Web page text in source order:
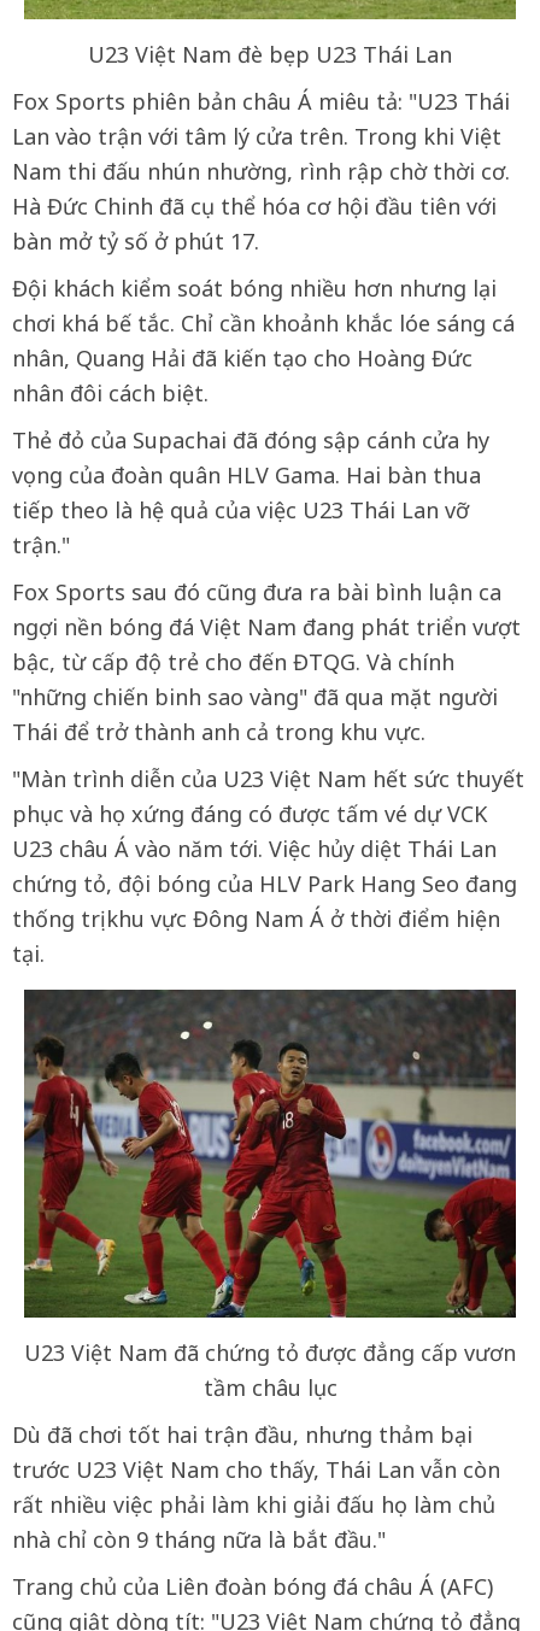
U23 Việt Nam đè bẹp U23 Thái Lan
Fox Sports phiên bản châu Á miêu tả: "U23 Thái
Lan vào trận với tâm lý cửa trên. Trong khi Việt
Nam thi đấu nhún nhường, rình rập chờ thời cơ.
Hà Đức Chinh đã cụ thể hóa cơ hội đầu tiên với
bàn mở tỷ số ở phút 17.
Đội khách kiểm soát bóng nhiều hơn nhưng lại
chơi khá bế tắc. Chỉ cần khoảnh khắc lóe sáng cá
nhân, Quang Hải đã kiến tạo cho Hoàng Đức
nhân đôi cách biệt.
Thẻ đỏ của Supachai đã đóng sập cánh cửa hy
vọng của đoàn quân HLV Gama. Hai bàn thua
tiếp theo là hệ quả của việc U23 Thái Lan vỡ
trận."
Fox Sports sau đó cũng đưa ra bài bình luận ca
ngợi nền bóng đá Việt Nam đang phát triển vượt
bậc, từ cấp độ trẻ cho đến ĐTQG. Và chính
"những chiến binh sao vàng" đã qua mặt người
Thái để trở thành anh cả trong khu vực.
"Màn trình diễn của U23 Việt Nam hết sức thuyết
phục và họ xứng đáng có được tấm vé dự VCK
U23 châu Á vào năm tới. Việc hủy diệt Thái Lan
chứng tỏ, đội bóng của HLV Park Hang Seo đang
thống trị khu vực Đông Nam Á ở thời điểm hiện
tại.
U23 Việt Nam đã chứng tỏ được đẳng cấp vươn
tầm châu lục
Dù đã chơi tốt hai trận đầu, nhưng thảm bại
trước U23 Việt Nam cho thấy, Thái Lan vẫn còn
rất nhiều việc phải làm khi giải đấu họ làm chủ
nhà chỉ còn 9 tháng nữa là bắt đầu."
Trang chủ của Liên đoàn bóng đá châu Á (AFC)
cũng giật dòng tít: "U23 Việt Nam chứng tỏ đẳng